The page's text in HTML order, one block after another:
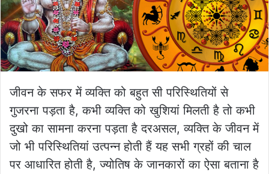
जीवन के सफर में व्यक्ति को बहुत सी परिस्थितियों से
गुजरना पड़ता है, कभी व्यक्ति को खुशियां मिलती है तो कभी
दुखो का सामना करना पड़ता है दरअसल, व्यक्ति के जीवन में
जो भी परिस्थितियां उत्पन्न होती हैं यह सभी ग्रहों की चाल
पर आधारित होती है, ज्योतिष के जानकारों का ऐसा बताना है